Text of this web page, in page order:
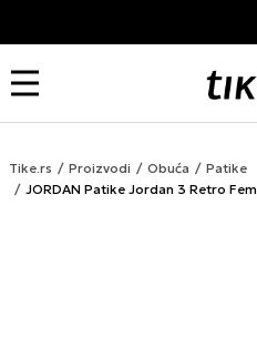
Tike.rs Proizvodi Obuća
Patike
JORDAN Patike Jordan 3 Retro Fem